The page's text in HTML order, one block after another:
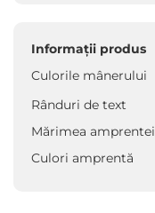
Informații produs
Culorile mânerului
Rânduri de text
Mărimea amprentei
Culori amprentă